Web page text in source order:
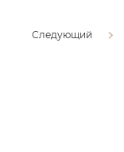
Следующий